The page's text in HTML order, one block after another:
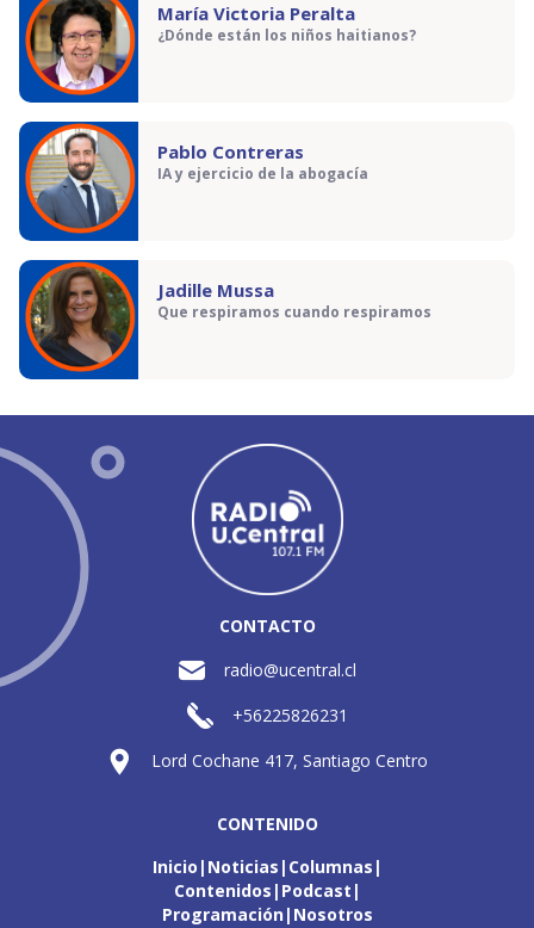
María Victoria Peralta
¿Dónde están los niños haitianos?
Pablo Contreras
IA y ejercicio de la abogacía
Jadille Mussa
Que respiramos cuando respiramos
CONTACTO
radio@ucentral.cl
+56225826231
Lord Cochane 417, Santiago Centro
CONTENIDO
Inicio Noticias Columnas
Contenidos Podcast
Programación Nosotros